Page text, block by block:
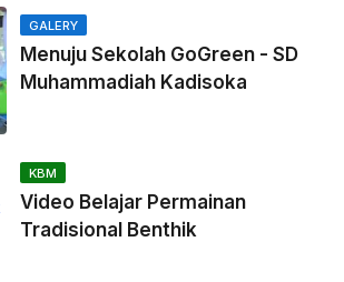
GALERY
Menuju Sekolah GoGreen - SD
Muhammadiah Kadisoka
KBM
Video Belajar Permainan
Tradisional Benthik